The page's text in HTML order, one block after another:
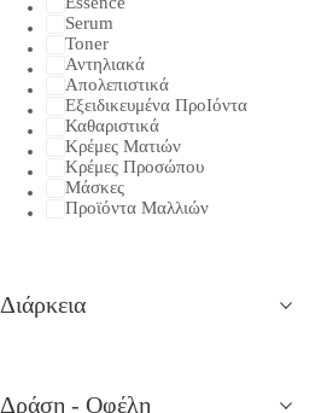
Serum
Toner
Αντηλιακά
Απολεπιστικά
Εξειδικευμένα ΠροΙόντα
Καθαριστικά
Κρέμες Ματιών
Κρέμες Προσώπου
Μάσκες
Προϊόντα Μαλλιών
Διάρκεια
Δράση - Οφέλη